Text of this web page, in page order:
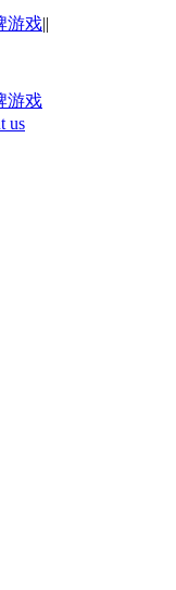
游戏||
游戏
us